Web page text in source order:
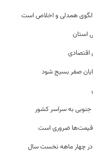
الگوی همدلی و اخلاص است
استان
صفر بسیج شود
قیمت‌ها ضروری است